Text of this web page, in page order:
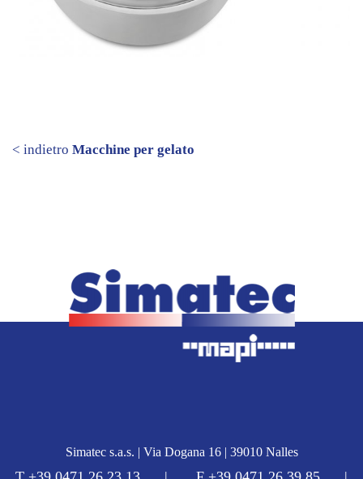
< indietro Macchine per gelato
Simatec s.a.s. | Via Dogana 16 | 39010 Nalles